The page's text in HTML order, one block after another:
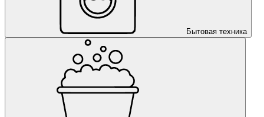
Бытовая техника